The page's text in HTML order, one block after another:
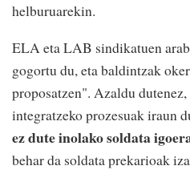
helburuarekin.
ELA eta LAB sindikatuen
gogortu du, eta baldintzak
proposatzen". Azaldu
integratzeko prozesuak iraun
ez dute inolako soldata
behar da soldata prekarioak